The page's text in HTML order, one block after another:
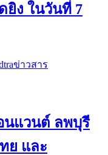
ง ในวันที่ 7
ข่าวสาร
แวนต์ ลพบุรี
ย และ